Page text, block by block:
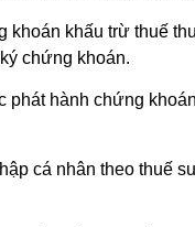
khấu trừ thuế
chứng khoán.
hành chứng
cá nhân theo thuế